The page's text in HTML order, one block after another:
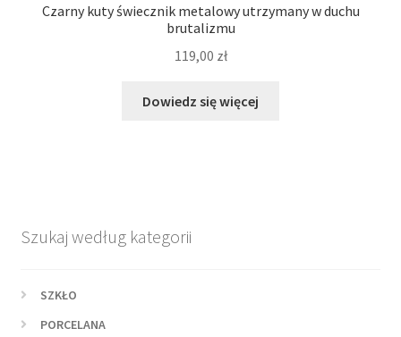
Czarny kuty świecznik metalowy utrzymany w duchu
brutalizmu
119,00 zł
Dowiedz się więcej
Szukaj według kategorii
SZKŁO
PORCELANA